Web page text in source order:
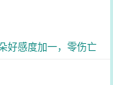
好感度加一，零伤亡